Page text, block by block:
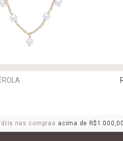
nas compras acima de R$1.000,00